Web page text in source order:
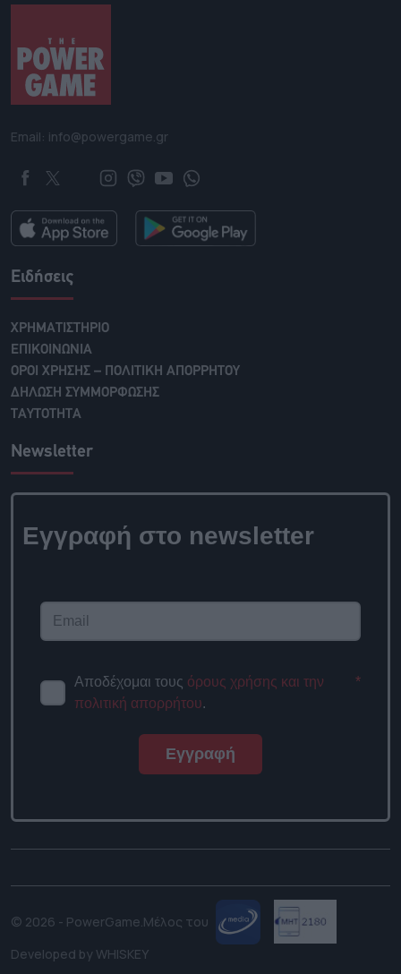
Email: info@powergame.gr
Ειδήσεις
ΧΡΗΜΑΤΙΣΤΗΡΙΟ
ΕΠΙΚΟΙΝΩΝΙΑ
ΟΡΟΙ ΧΡΗΣΗΣ – ΠΟΛΙΤΙΚΗ ΑΠΟΡΡΗΤΟΥ
ΔΗΛΩΣΗ ΣΥΜΜΟΡΦΩΣΗΣ
ΤΑΥΤΟΤΗΤΑ
Newsletter
Εγγραφή στο newsletter
Αποδέχομαι τους όρους χρήσης και την
πολιτική απορρήτου.
*
Εγγραφή
© 2026 - PowerGame.Μέλος του
Developed by WHISKEY